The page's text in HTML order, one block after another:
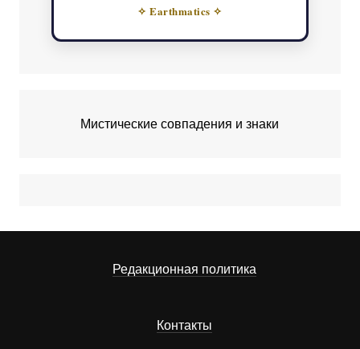
✧ Earthmatics ✧
Мистические совпадения и знаки
Редакционная политика
Контакты